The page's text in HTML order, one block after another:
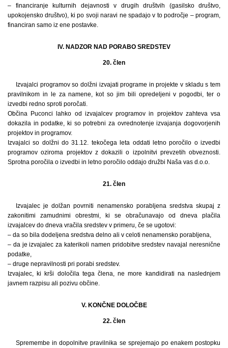
– financiranje kulturnih dejavnosti v drugih društvih (gasilsko društvo,
upokojensko društvo), ki po svoji naravi ne spadajo v to področje – program,
financiran samo iz ene postavke.
IV. NADZOR NAD PORABO SREDSTEV
20. člen
Izvajalci programov so dolžni izvajati programe in projekte v skladu s tem
pravilnikom in le za namene, kot so jim bili opredeljeni v pogodbi, ter o
izvedbi redno sproti poročati.
Občina Puconci lahko od izvajalcev programov in projektov zahteva vsa
dokazila in podatke, ki so potrebni za ovrednotenje izvajanja dogovorjenih
projektov in programov.
Izvajalci so dolžni do 31.12. tekočega leta oddati letno poročilo o izvedbi
programov oziroma projektov z dokazili o izpolnitvi prevzetih obveznosti.
Sprotna poročila o izvedbi in letno poročilo oddajo družbi Naša vas d.o.o.
21. člen
Izvajalec je dolžan povrniti nenamensko porabljena sredstva skupaj z
zakonitimi zamudnimi obrestmi, ki se obračunavajo od dneva plačila
izvajalcev do dneva vračila sredstev v primeru, če se ugotovi:
– da so bila dodeljena sredstva delno ali v celoti nenamensko porabljena,
– da je izvajalec za katerikoli namen pridobitve sredstev navajal neresnične
podatke,
– druge nepravilnosti pri porabi sredstev.
Izvajalec, ki krši določila tega člena, ne more kandidirati na naslednjem
javnem razpisu ali pozivu občine.
V. KONČNE DOLOČBE
22. člen
Spremembe in dopolnitve pravilnika se sprejemajo po enakem postopku